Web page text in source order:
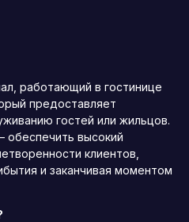
работающий в гостинице
предоставляет
гостей или жильцов.
обеспечить высокий
клиентов,
и заканчивая моментом